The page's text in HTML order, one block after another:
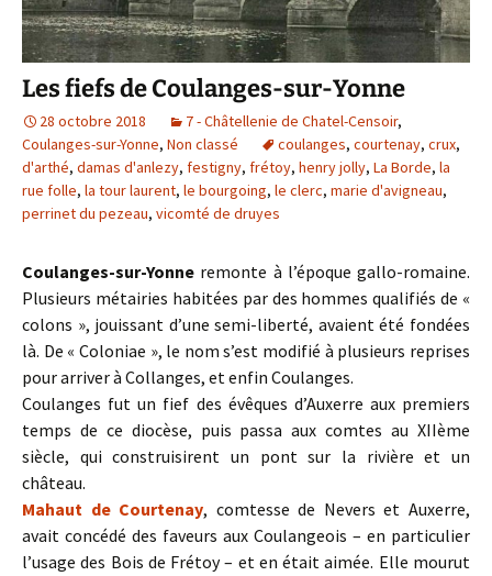
Les fiefs de Coulanges-sur-Yonne
28 octobre 2018 7 - Châtellenie de Chatel-Censoir,
Coulanges-sur-Yonne, Non classé coulanges, courtenay, crux,
d'arthé, damas d'anlezy, festigny, frétoy, henry jolly, La Borde, la
rue folle, la tour laurent, le bourgoing, le clerc, marie d'avigneau,
perrinet du pezeau, vicomté de druyes
Coulanges-sur-Yonne remonte à l’époque gallo-romaine.
Plusieurs métairies habitées par des hommes qualifiés de «
colons », jouissant d’une semi-liberté, avaient été fondées
là. De « Coloniae », le nom s’est modifié à plusieurs reprises
pour arriver à Collanges, et enfin Coulanges.
Coulanges fut un fief des évêques d’Auxerre aux premiers
temps de ce diocèse, puis passa aux comtes au XIIème
siècle, qui construisirent un pont sur la rivière et un
château.
Mahaut de Courtenay, comtesse de Nevers et Auxerre,
avait concédé des faveurs aux Coulangeois – en particulier
l’usage des Bois de Frétoy – et en était aimée. Elle mourut